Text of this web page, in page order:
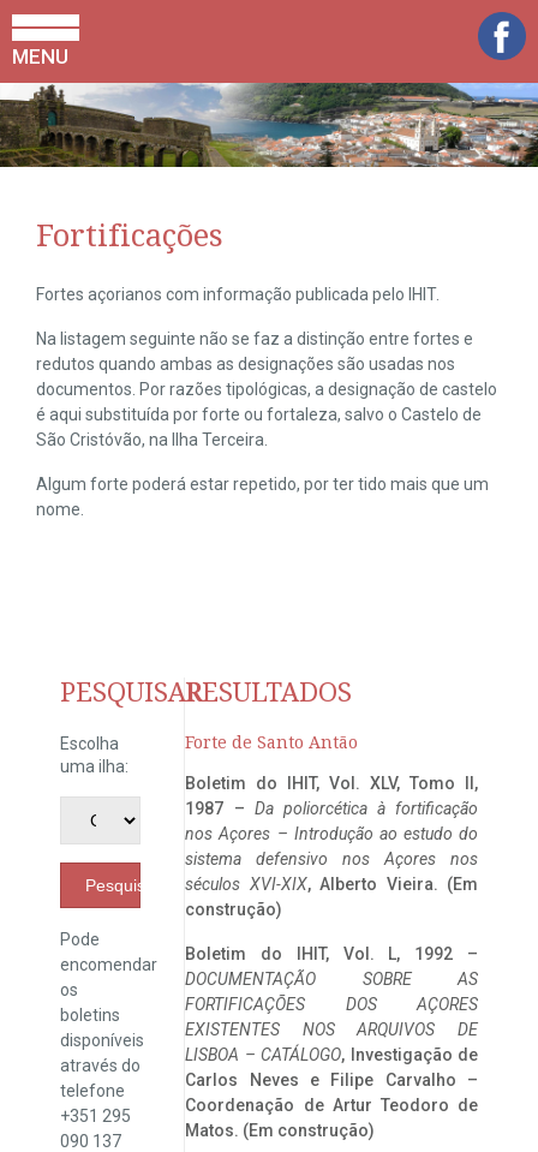
MENU
Fortificações
Fortes açorianos com informação publicada pelo IHIT.
Na listagem seguinte não se faz a distinção entre fortes e
redutos quando ambas as designações são usadas nos
documentos. Por razões tipológicas, a designação de castelo
é aqui substituída por forte ou fortaleza, salvo o Castelo de
São Cristóvão, na Ilha Terceira.
Algum forte poderá estar repetido, por ter tido mais que um
nome.
PESQUISAR
Escolha
uma ilha:
Pesquisar
Pode
encomendar
os
boletins
disponíveis
através do
telefone
+351 295
090 137
RESULTADOS
Forte de Santo Antão
Boletim do IHIT, Vol. XLV, Tomo II,
1987 – Da poliorcética à fortificação
nos Açores – Introdução ao estudo do
sistema defensivo nos Açores nos
séculos XVI-XIX, Alberto Vieira. (Em
construção)
Boletim do IHIT, Vol. L, 1992 –
DOCUMENTAÇÃO SOBRE AS
FORTIFICAÇÕES DOS AÇORES
EXISTENTES NOS ARQUIVOS DE
LISBOA – CATÁLOGO, Investigação de
Carlos Neves e Filipe Carvalho –
Coordenação de Artur Teodoro de
Matos. (Em construção)